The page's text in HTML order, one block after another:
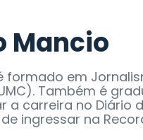
Mancio
formado em
Também é
a carreira no Diário
ingressar na